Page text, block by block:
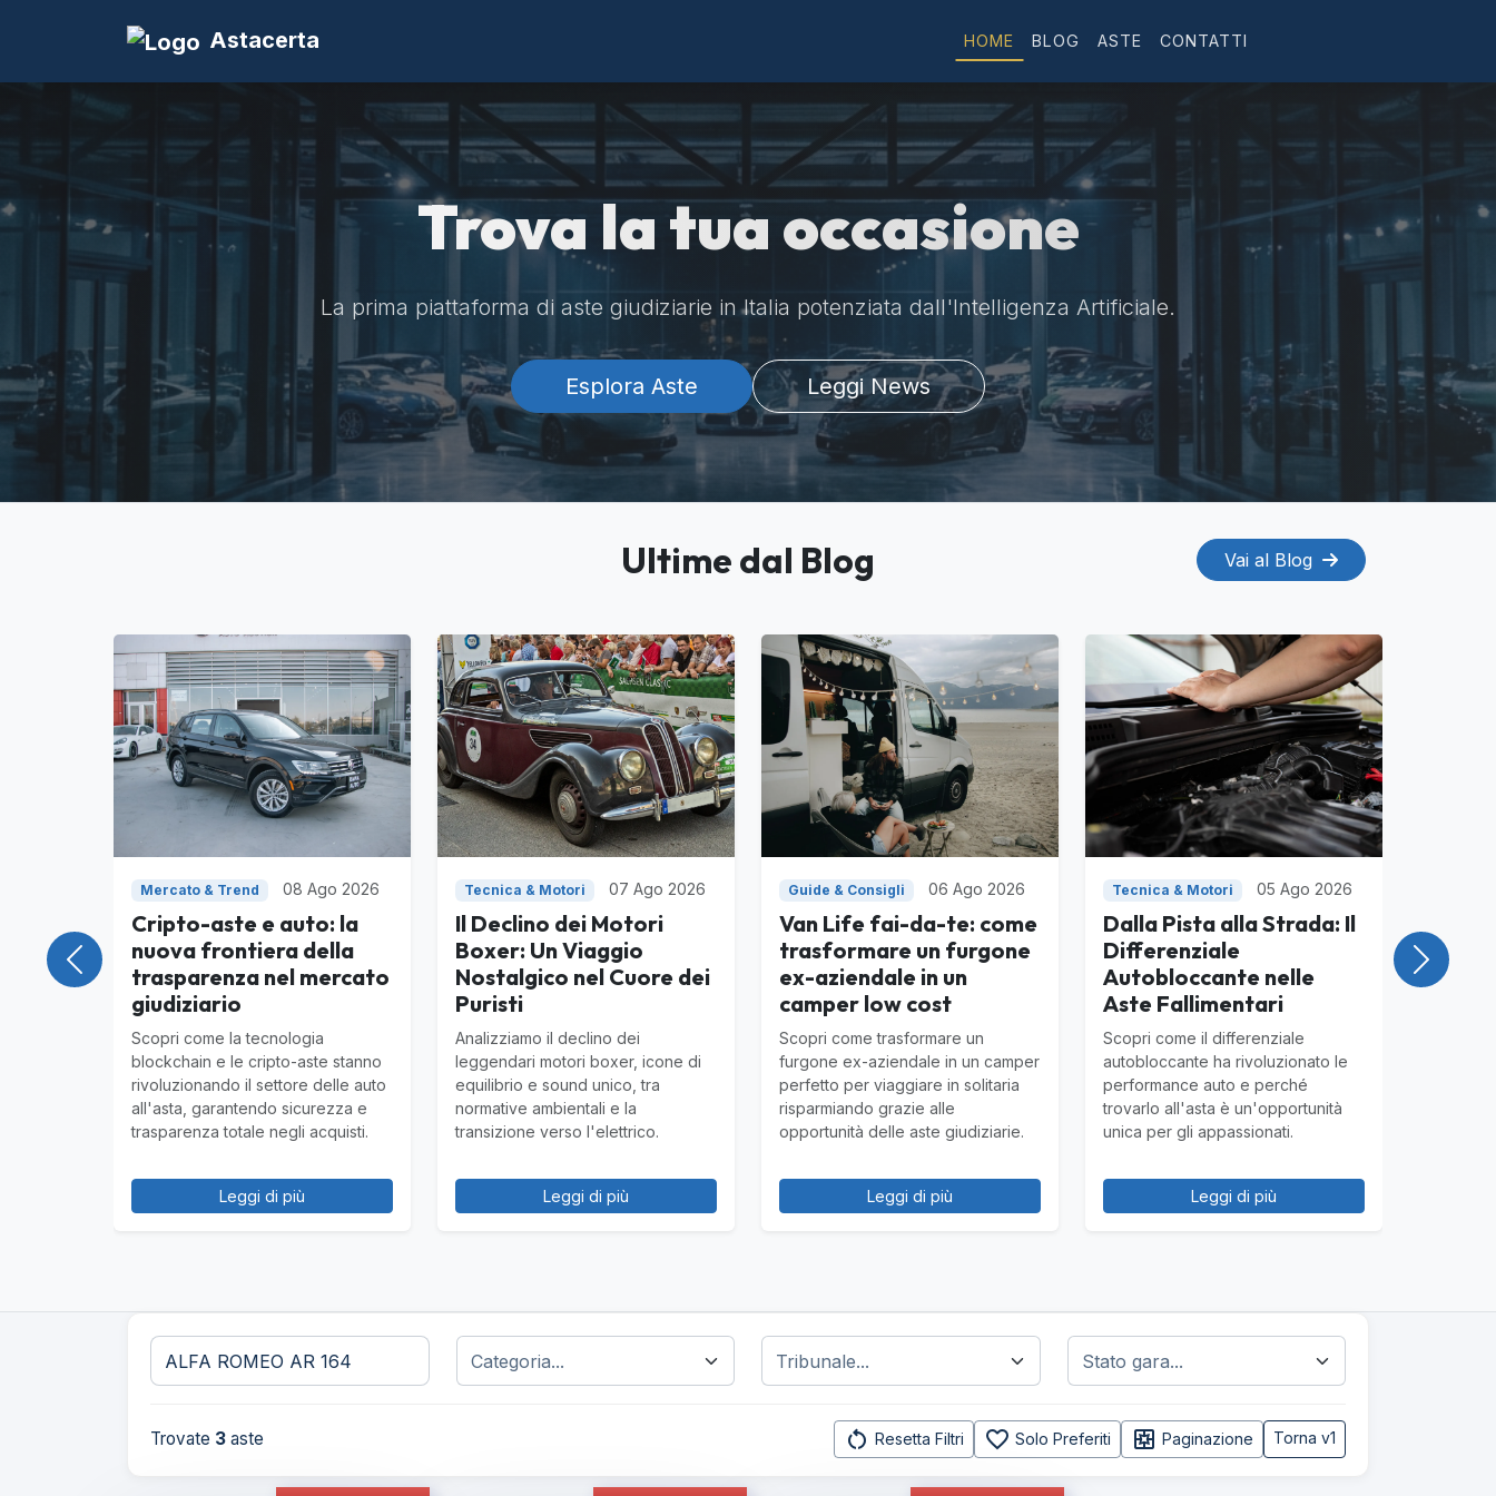
Astacerta HOME BLOG ASTE CONTATTI
Trova la tua occasione
La prima piattaforma di aste giudiziarie in Italia potenziata dall'Intelligenza Artificiale.
Esplora Aste Leggi News
Ultime dal Blog Vai al Blog
Mercato & Trend 08 Ago 2026
Cripto-aste e auto: la
nuova frontiera della
trasparenza nel mercato
giudiziario
Scopri come la tecnologia
blockchain e le cripto-aste stanno
rivoluzionando il settore delle auto
all'asta, garantendo sicurezza e
trasparenza totale negli acquisti.
Leggi di più
Tecnica & Motori 07 Ago 2026
Il Declino dei Motori
Boxer: Un Viaggio
Nostalgico nel Cuore dei
Puristi
Analizziamo il declino dei
leggendari motori boxer, icone di
equilibrio e sound unico, tra
normative ambientali e la
transizione verso l'elettrico.
Leggi di più
Guide & Consigli 06 Ago 2026
Van Life fai-da-te: come
trasformare un furgone
ex-aziendale in un
camper low cost
Scopri come trasformare un
furgone ex-aziendale in un camper
perfetto per viaggiare in solitaria
risparmiando grazie alle
opportunità delle aste giudiziarie.
Leggi di più
Tecnica & Motori 05 Ago 2026
Dalla Pista alla Strada: Il
Differenziale
Autobloccante nelle
Aste Fallimentari
Scopri come il differenziale
autobloccante ha rivoluzionato le
performance auto e perché
trovarlo all'asta è un'opportunità
unica per gli appassionati.
Leggi di più
Precedente
Trovate 3 aste restart_alt Resetta Filtri favorite_border Solo Preferiti pages Paginazione Torna v1